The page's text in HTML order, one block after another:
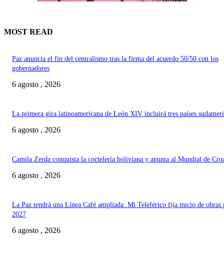
MOST READ
Paz anuncia el fin del centralismo tras la firma del acuerdo 50/50 con los
gobernadores
6 agosto , 2026
La primera gira latinoamericana de León XIV incluirá tres países
6 agosto , 2026
Camila Zerda conquista la coctelería boliviana y apunta al Mundial de
6 agosto , 2026
La Paz tendrá una Línea Café ampliada: Mi Teleférico fija inicio de obras
2027
6 agosto , 2026